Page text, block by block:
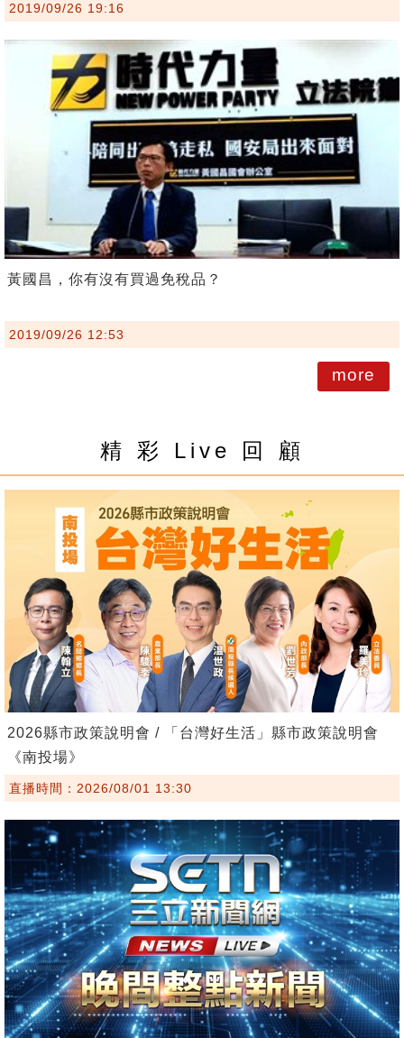
2019/09/26 19:16
黃國昌，你有沒有買過免稅品？
2019/09/26 12:53
more
精 彩 Live 回 顧
2026縣市政策說明會 / 「台灣好生活」縣市政策說明會
《南投場》
直播時間：2026/08/01 13:30